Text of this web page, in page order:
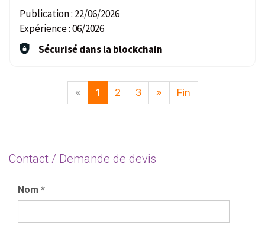
Publication : 22/06/2026
Expérience :06/2026
Sécurisé dans la blockchain
« 1 2 3 » Fin
Contact / Demande de devis
Nom *